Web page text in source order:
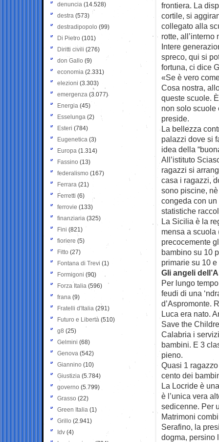
frontiera. La
cortile, si
collegato alla
rotte,
Intere
spreco, qui si
fortuna, ci dice
«Se è vero
Cosa nostra,
queste scuole.
non solo scuole
preside.
La bellezza
palazzi dove si
idea della
All’istituto
ragazzi si
casa i ragazzi,
sono piscine,
congeda con
statistiche
La Sicilia è la
mensa a scuola
precocemente
bambino su 10
primarie su 10
Gli angeli
Per lungo
feudi di una
d’Aspromonte.
Luca era nato.
Save the
Calabria i
bambini. E 3
pieno.
Quasi 1
cento dei
La Locride è
è l’unica vera
sedicenne. Per
Matrimoni
Serafino, la
dogma, persino
denuncia (14.528)
destra (573)
destradipopolo (99)
Di Pietro (101)
Diritti civili (276)
don Gallo (9)
economia (2.331)
elezioni (3.303)
emergenza (3.077)
Energia (45)
Esselunga (2)
Esteri (784)
Eugenetica (3)
Europa (1.314)
Fassino (13)
federalismo (167)
Ferrara (21)
Ferretti (6)
ferrovie (133)
finanziaria (325)
Fini (821)
fioriere (5)
Fitto (27)
Fontana di Trevi (1)
Formigoni (90)
Forza Italia (596)
frana (9)
Fratelli d'Italia (291)
Futuro e Libertà (510)
g8 (25)
Gelmini (68)
Genova (542)
Giannino (10)
Giustizia (5.784)
governo (5.799)
Grasso (22)
Green Italia (1)
Grillo (2.941)
Idv (4)